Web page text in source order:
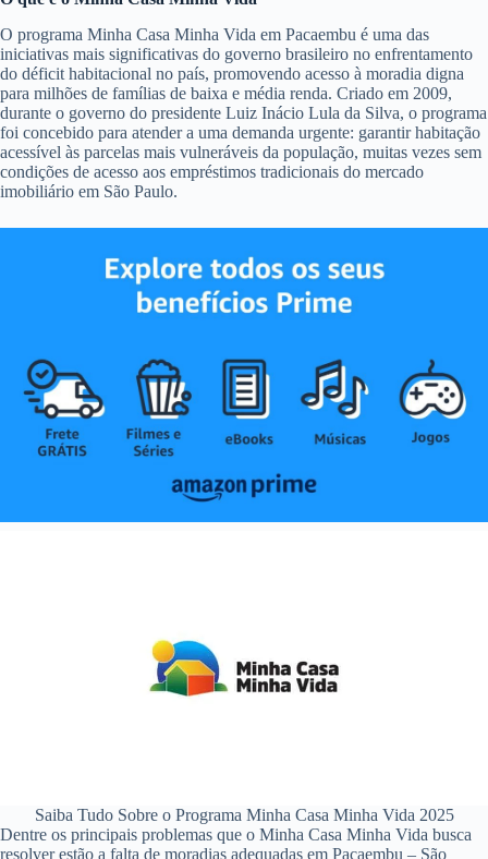
O programa Minha Casa Minha Vida em Pacaembu é uma das
iniciativas mais significativas do governo brasileiro no enfrentamento
do déficit habitacional no país, promovendo acesso à moradia digna
para milhões de famílias de baixa e média renda. Criado em 2009,
durante o governo do presidente Luiz Inácio Lula da Silva, o programa
foi concebido para atender a uma demanda urgente: garantir habitação
acessível às parcelas mais vulneráveis da população, muitas vezes sem
condições de acesso aos empréstimos tradicionais do mercado
imobiliário em São Paulo.
Saiba Tudo Sobre o Programa Minha Casa Minha Vida 2025
Dentre os principais problemas que o Minha Casa Minha Vida busca
resolver estão a falta de moradias adequadas em Pacaembu – São